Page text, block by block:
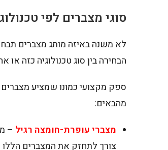
סוגי מצברים לפי
לא משנה באיזה מותג מצברים
הבחירה בין סוג טכנולוגיה כזה
ספק מקצועי כמונו שמציע
מהבאים:
מצברי עופרת-חומצה רגיל –
צורך לתחזק את המצברים